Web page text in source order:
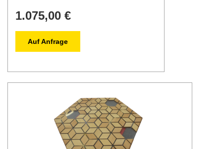
1.075,00 €
Auf Anfrage